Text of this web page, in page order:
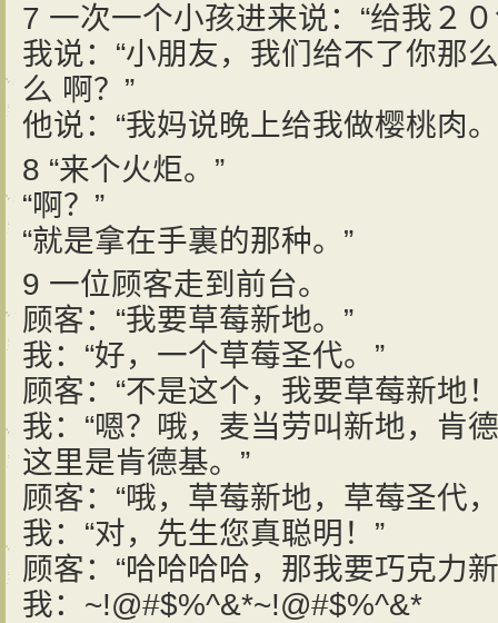
7 一次一个小孩进来说：“给我２
我说：“小朋友，我们给不了你那
么 啊？”
他说：“我妈说晚上给我做樱桃肉
8 “来个火炬。”
“啊？”
“就是拿在手裏的那种。”
9 一位顾客走到前台。
顾客：“我要草莓新地。”
我：“好，一个草莓圣代。”
顾客：“不是这个，我要草莓新地
我：“嗯？哦，麦当劳叫新地，肯
这里是肯德基。”
顾客：“哦，草莓新地，草莓圣代
我：“对，先生您真聪明！”
顾客：“哈哈哈哈，那我要巧克力
我：~!@#$%^&*~!@#$%^&*